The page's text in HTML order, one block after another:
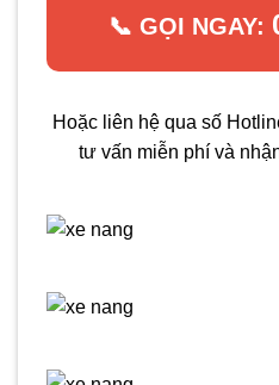
📞 GỌI NGAY:
Hoặc liên hệ qua số
tư vấn miễn phí và